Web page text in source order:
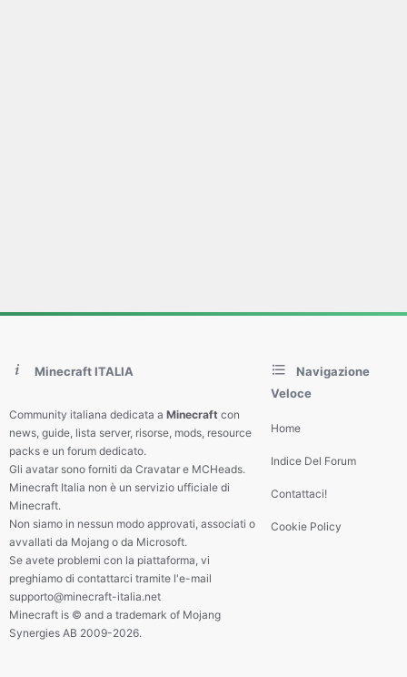
Minecraft ITALIA
Community italiana dedicata a Minecraft con
news, guide, lista server, risorse, mods, resource
packs e un forum dedicato.
Gli avatar sono forniti da Cravatar e MCHeads.
Minecraft Italia non è un servizio ufficiale di
Minecraft.
Non siamo in nessun modo approvati, associati o
avvallati da Mojang o da Microsoft.
Se avete problemi con la piattaforma, vi
preghiamo di contattarci tramite l'e-mail
supporto@minecraft-italia.net
Minecraft is © and a trademark of Mojang
Synergies AB 2009-2026.
Navigazione
Veloce
Home
Indice Del Forum
Contattaci!
Cookie Policy